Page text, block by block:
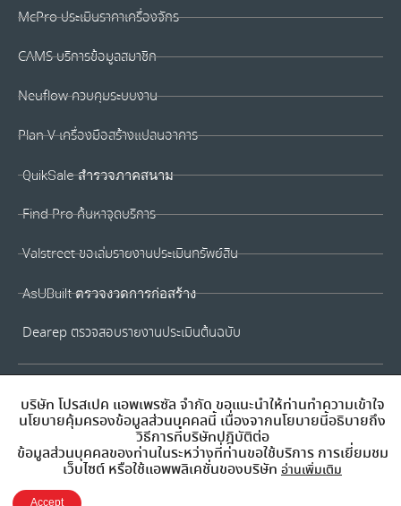
McPro ประเมินราคาเครื่องจักร
CAMS บริการข้อมูลสมาชิก
Neuflow ควบคุมระบบงาน
Plan V เครื่องมือสร้างแปลนอาคาร
QuikSale สำรวจภาคสนาม
Find Pro ค้นหาจุดบริการ
Valstreet ขอเล่มรายงานประเมินทรัพย์สิน
AsUBuilt ตรวจงวดการก่อสร้าง
Dearep ตรวจสอบรายงานประเมินต้นฉบับ
บริษัท โปรสเปค แอพเพรซัล จำกัด ขอแนะนำให้ท่านทำความเข้าใจ
นโยบายคุ้มครองข้อมูลส่วนบุคคลนี้ เนื่องจากนโยบายนี้อธิบายถึง
วิธีการที่บริษัทปฎิบัติต่อ
ข้อมูลส่วนบุคคลของท่านในระหว่างที่ท่านขอใช้บริการ การเยี่ยมชม
เว็บไซต์ หรือใช้แอพพลิเคชั่นของบริษัท อ่านเพิ่มเติม
Accept